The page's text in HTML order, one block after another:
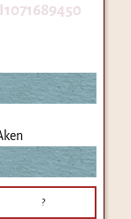
I1071689450
?